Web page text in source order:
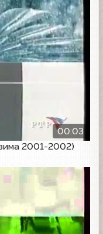
00:03
2001-2002)